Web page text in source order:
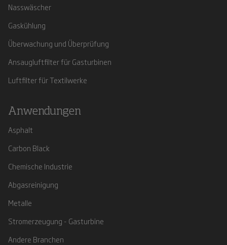
Nasswäscher
Gaskühlung
Überwachung und Überprüfung
Ansaugluftfilter für Gasturbinen
Luftfilter für Textilwerke
Anwendungen
Asphalt
Carbon Black
Chemische Industrie
Abgasreinigung
Metalle
Stromerzeugung - Gasturbine
Andere Branchen